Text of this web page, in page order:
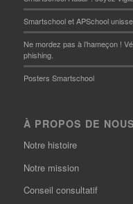
Smartschool et APSchool
Ne mordez pas à l’hameçon !
phishing.
Posters Smartschool
À PROPOS DE NOUS
Notre histoire
Notre mission
Conseil consultatif